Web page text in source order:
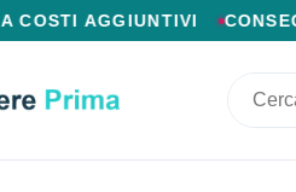
CONSEGNA, SPEDIZIONE
AGGIUNTIVI